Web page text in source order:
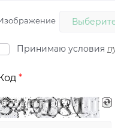
Принимаю условия